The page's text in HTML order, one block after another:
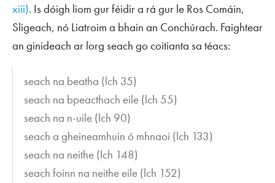
xiii). Is dóigh liom gur féidir a rá gur le Ros Comáin,
Sligeach, nó Liatroim a bhain an Conchúrach. Faightear
an ginideach ar lorg seach go coitianta sa téacs:
seach na beatha (lch 35)
seach na bpeacthach eile (lch 55)
seach na n-uile (lch 90)
seach a gheineamhuin ó mhnaoi (lch 133)
seach na neithe (lch 148)
seach foinn na neithe eile (lch 152)